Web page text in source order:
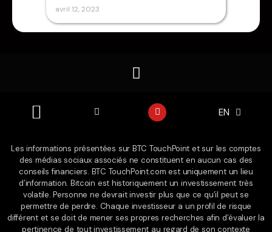
avril 12, 2023
X
-
t
t
e
r
Y
o
u
b
e
EN
ES
Les informations présentées sur BTC TouchPoint et sur les comptes
des médias sociaux associés ne constituent en aucun cas des
conseils financiers. BTC TouchPoint.com est uniquement un lieu
d’information. Bitcoin est historiquement un investissement très
volatile. Personne ne devrait investir plus que ce qu’il peut se
permettre de perdre. Chaque investisseur a un profil de risque
différent et se doit de mener ses propres recherches afin d’évaluer la
pertinence de tout investissement au regard de son contexte